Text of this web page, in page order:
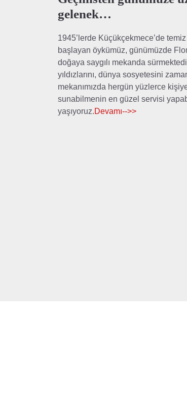
gelenek…
1945’lerde Küçükçekmece’de
başlayan öykümüz, günümüzde
doğaya saygılı mekanda
yıldızlarını, dünya sosyetesini
mekanımızda hergün yüzlerce
sunabilmenin en güzel servisi
yaşıyoruz.Devamı-->>